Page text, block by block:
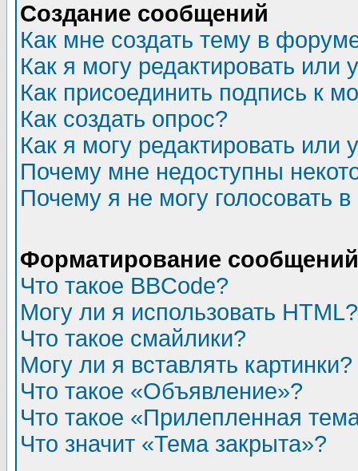
Создание сообщений
Как мне создать тему в
Как я могу редактировать или
Как присоединить подпись к
Как создать опрос?
Как я могу редактировать или
Почему мне недоступны
Почему я не могу голосовать
Форматирование
Что такое BBCode?
Могу ли я использовать HTML?
Что такое смайлики?
Могу ли я вставлять картинки?
Что такое «Объявление»?
Что такое «Прилепленная
Что значит «Тема закрыта»?